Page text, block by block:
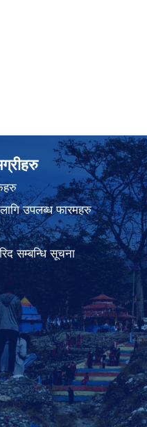
उपलब्ध फारमहरु
सम्बन्धि सूचना